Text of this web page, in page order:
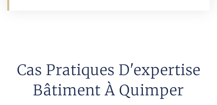
Cas Pratiques D'expertise
Bâtiment À Quimper